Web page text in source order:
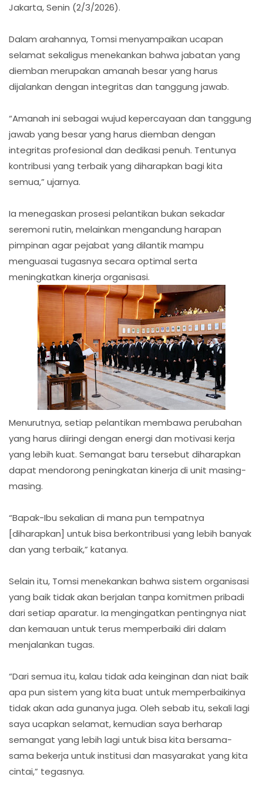
Jakarta, Senin (2/3/2026).
Dalam arahannya, Tomsi menyampaikan ucapan
selamat sekaligus menekankan bahwa jabatan yang
diemban merupakan amanah besar yang harus
dijalankan dengan integritas dan tanggung jawab.
“Amanah ini sebagai wujud kepercayaan dan tanggung
jawab yang besar yang harus diemban dengan
integritas profesional dan dedikasi penuh. Tentunya
kontribusi yang terbaik yang diharapkan bagi kita
semua,” ujarnya.
Ia menegaskan prosesi pelantikan bukan sekadar
seremoni rutin, melainkan mengandung harapan
pimpinan agar pejabat yang dilantik mampu
menguasai tugasnya secara optimal serta
meningkatkan kinerja organisasi.
Menurutnya, setiap pelantikan membawa perubahan
yang harus diiringi dengan energi dan motivasi kerja
yang lebih kuat. Semangat baru tersebut diharapkan
dapat mendorong peningkatan kinerja di unit masing-
masing.
“Bapak-Ibu sekalian di mana pun tempatnya
[diharapkan] untuk bisa berkontribusi yang lebih banyak
dan yang terbaik,” katanya.
Selain itu, Tomsi menekankan bahwa sistem organisasi
yang baik tidak akan berjalan tanpa komitmen pribadi
dari setiap aparatur. Ia mengingatkan pentingnya niat
dan kemauan untuk terus memperbaiki diri dalam
menjalankan tugas.
“Dari semua itu, kalau tidak ada keinginan dan niat baik
apa pun sistem yang kita buat untuk memperbaikinya
tidak akan ada gunanya juga. Oleh sebab itu, sekali lagi
saya ucapkan selamat, kemudian saya berharap
semangat yang lebih lagi untuk bisa kita bersama-
sama bekerja untuk institusi dan masyarakat yang kita
cintai,” tegasnya.